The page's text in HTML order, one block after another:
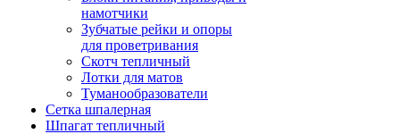
намотчики
Зубчатые рейки и опоры
для проветривания
Скотч тепличный
Лотки для матов
Туманообразователи
Сетка шпалерная
Шпагат тепличный